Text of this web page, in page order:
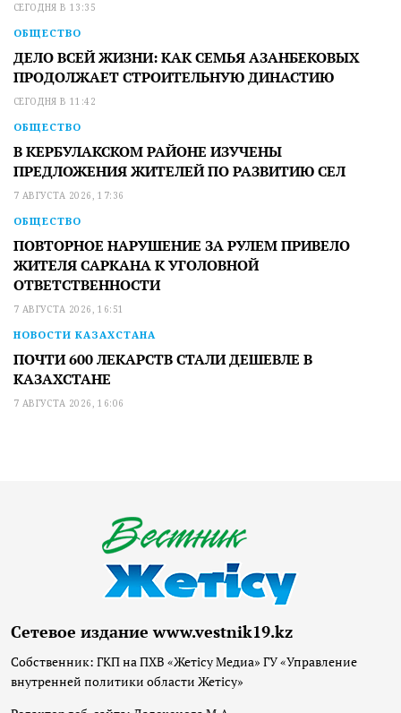
СЕГОДНЯ В 13:35
ОБЩЕСТВО
ДЕЛО ВСЕЙ ЖИЗНИ: КАК СЕМЬЯ АЗАНБЕКОВЫХ
ПРОДОЛЖАЕТ СТРОИТЕЛЬНУЮ ДИНАСТИЮ
СЕГОДНЯ В 11:42
ОБЩЕСТВО
В КЕРБУЛАКСКОМ РАЙОНЕ ИЗУЧЕНЫ
ПРЕДЛОЖЕНИЯ ЖИТЕЛЕЙ ПО РАЗВИТИЮ СЕЛ
7 АВГУСТА 2026, 17:36
ОБЩЕСТВО
ПОВТОРНОЕ НАРУШЕНИЕ ЗА РУЛЕМ ПРИВЕЛО
ЖИТЕЛЯ САРКАНА К УГОЛОВНОЙ
ОТВЕТСТВЕННОСТИ
7 АВГУСТА 2026, 16:51
НОВОСТИ КАЗАХСТАНА
ПОЧТИ 600 ЛЕКАРСТВ СТАЛИ ДЕШЕВЛЕ В
КАЗАХСТАНЕ
7 АВГУСТА 2026, 16:06
Сетевое издание www.vestnik19.kz
Собственник: ГКП на ПХВ «Жетісу Медиа» ГУ «Управление
внутренней политики области Жетісу»